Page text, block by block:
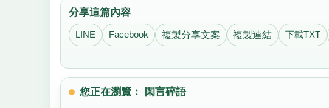
分享這篇內容
LINE Facebook 複製分享文案 複製連結 下載TXT
您正在瀏覽： 閑言碎語